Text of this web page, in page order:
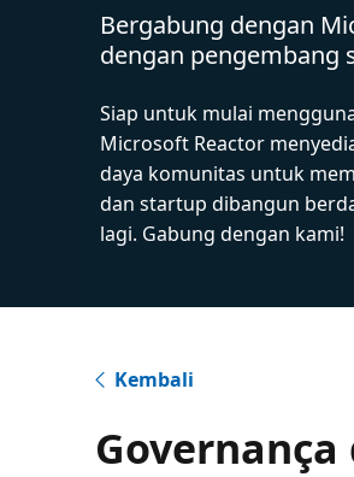
Bergabung dengan
dengan pengembang
Siap untuk mulai
Microsoft Reactor
daya komunitas untuk
dan startup dibangun
lagi. Gabung dengan kami!
Kembali